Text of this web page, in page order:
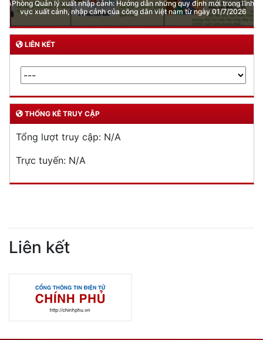
THỐNG KÊ TRUY CẬP
Tổng lượt truy cập:N/A